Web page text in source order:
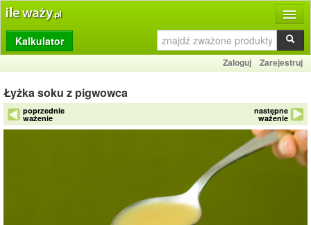
Produkty
Dziennik
Przelicznik
Porównywarka
Kalkulator
Zaloguj Zarejestruj
Łyżka soku z pigwowca
poprzednie
ważenie
następne
ważenie